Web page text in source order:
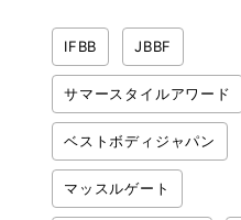
IFBB JBBF
サマースタイルアワード
ベストボディジャパン
マッスルゲート